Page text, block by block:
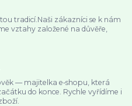
tradicí.Naši zákazníci se k nám
vztahy založené na důvěře,
— majitelka e‑shopu, která
do konce. Rychle vyřídíme i